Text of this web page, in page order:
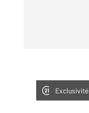
Exclusivité